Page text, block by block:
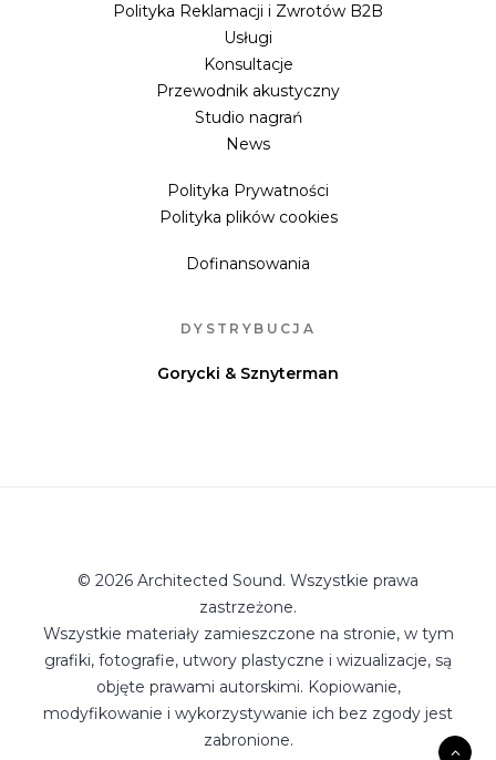
Polityka Reklamacji i Zwrotów B2B
Usługi
Konsultacje
Przewodnik akustyczny
Studio nagrań
News
Polityka Prywatności
Polityka plików cookies
Dofinansowania
DYSTRYBUCJA
Gorycki & Sznyterman
© 2026 Architected Sound. Wszystkie prawa
zastrzeżone.
Wszystkie materiały zamieszczone na stronie, w tym
grafiki, fotografie, utwory plastyczne i wizualizacje, są
objęte prawami autorskimi. Kopiowanie,
modyfikowanie i wykorzystywanie ich bez zgody jest
zabronione.